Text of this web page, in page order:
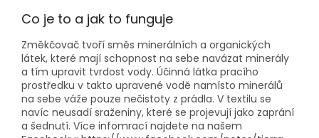
Co je to a jak to funguje
Změkčovač tvoří směs minerálních a organických
látek, které mají schopnost na sebe navázat minerály
a tím upravit tvrdost vody. Účinná látka pracího
prostředku v takto upravené vodě namísto minerálů
na sebe váže pouze nečistoty z prádla. V textilu se
navíc neusadí sraženiny, které se projevují jako zaprání
a šednutí. Více infomrací najdete na našem